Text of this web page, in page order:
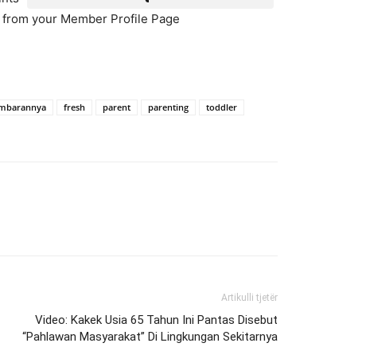
your Member Profile Page
fresh parent parenting
toddler
Artikulli tjetër
Video: Kakek Usia 65 Tahun Ini Pantas Disebut
“Pahlawan Masyarakat” Di Lingkungan Sekitarnya